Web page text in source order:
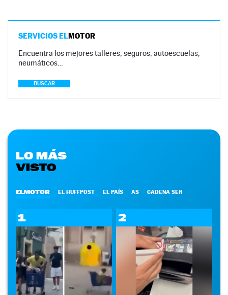
SERVICIOS ELMOTOR
Encuentra los mejores talleres, seguros, autoescuelas,
neumáticos…
BUSCAR
LO MÁS
VISTO
ELMOTOR EL HUFFPOST EL PAÍS AS CADENA SER
1 2